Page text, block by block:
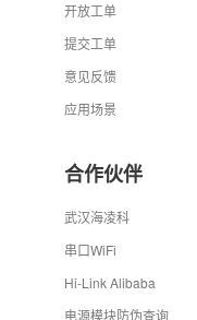
开放工单
提交工单
意见反馈
应用场景
合作伙伴
武汉海凌科
串口WiFi
Hi-Link Alibaba
电源模块防伪查询